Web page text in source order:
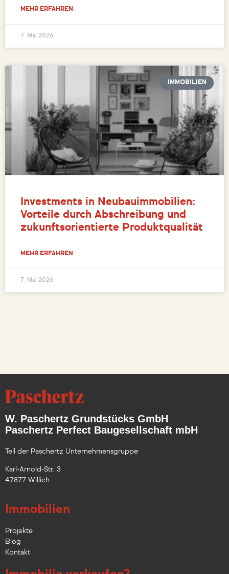
MEHR ERFAHREN
7. Mai 2026
IMMOBILIEN
Investments in Neubauimmobilien:
Vorteile durch Abschreibung und
zukunftsorientierte Produktqualität
MEHR ERFAHREN
7. Mai 2026
W. Paschertz Grundstücks GmbH
Paschertz Perfect Baugesellschaft mbH
Teil der Paschertz Unternehmensgruppe
Karl-Arnold-Str. 3
47877 Willich
Immobilien
Projekte
Blog
Kontakt